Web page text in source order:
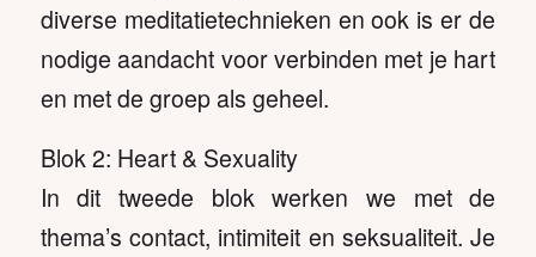
diverse meditatietechnieken en ook is er de
nodige aandacht voor verbinden met je hart
en met de groep als geheel.
Blok 2: Heart & Sexuality
In dit tweede blok werken we met de
thema’s contact, intimiteit en seksualiteit. Je